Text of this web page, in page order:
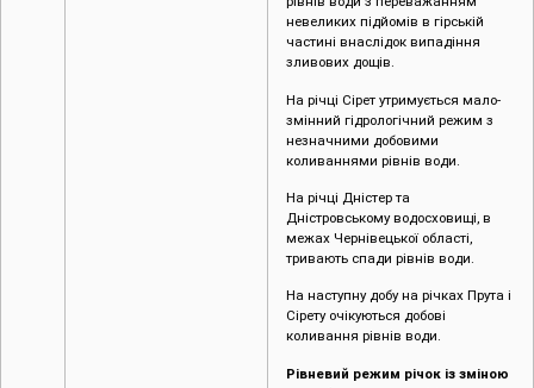
невеликих підйомів в гірській
частині внаслідок випадіння
зливових дощів.
На річці Сірет утримується мало-
змінний гідрологічний режим з
незначними добовими
коливаннями рівнів води.
На річці Дністер та
Дністровському водосховищі, в
межах Чернівецької області,
тривають спади рівнів води.
На наступну добу на річках Прута і
Сірету очікуються добові
коливання рівнів води.
Рівневий режим річок із зміною